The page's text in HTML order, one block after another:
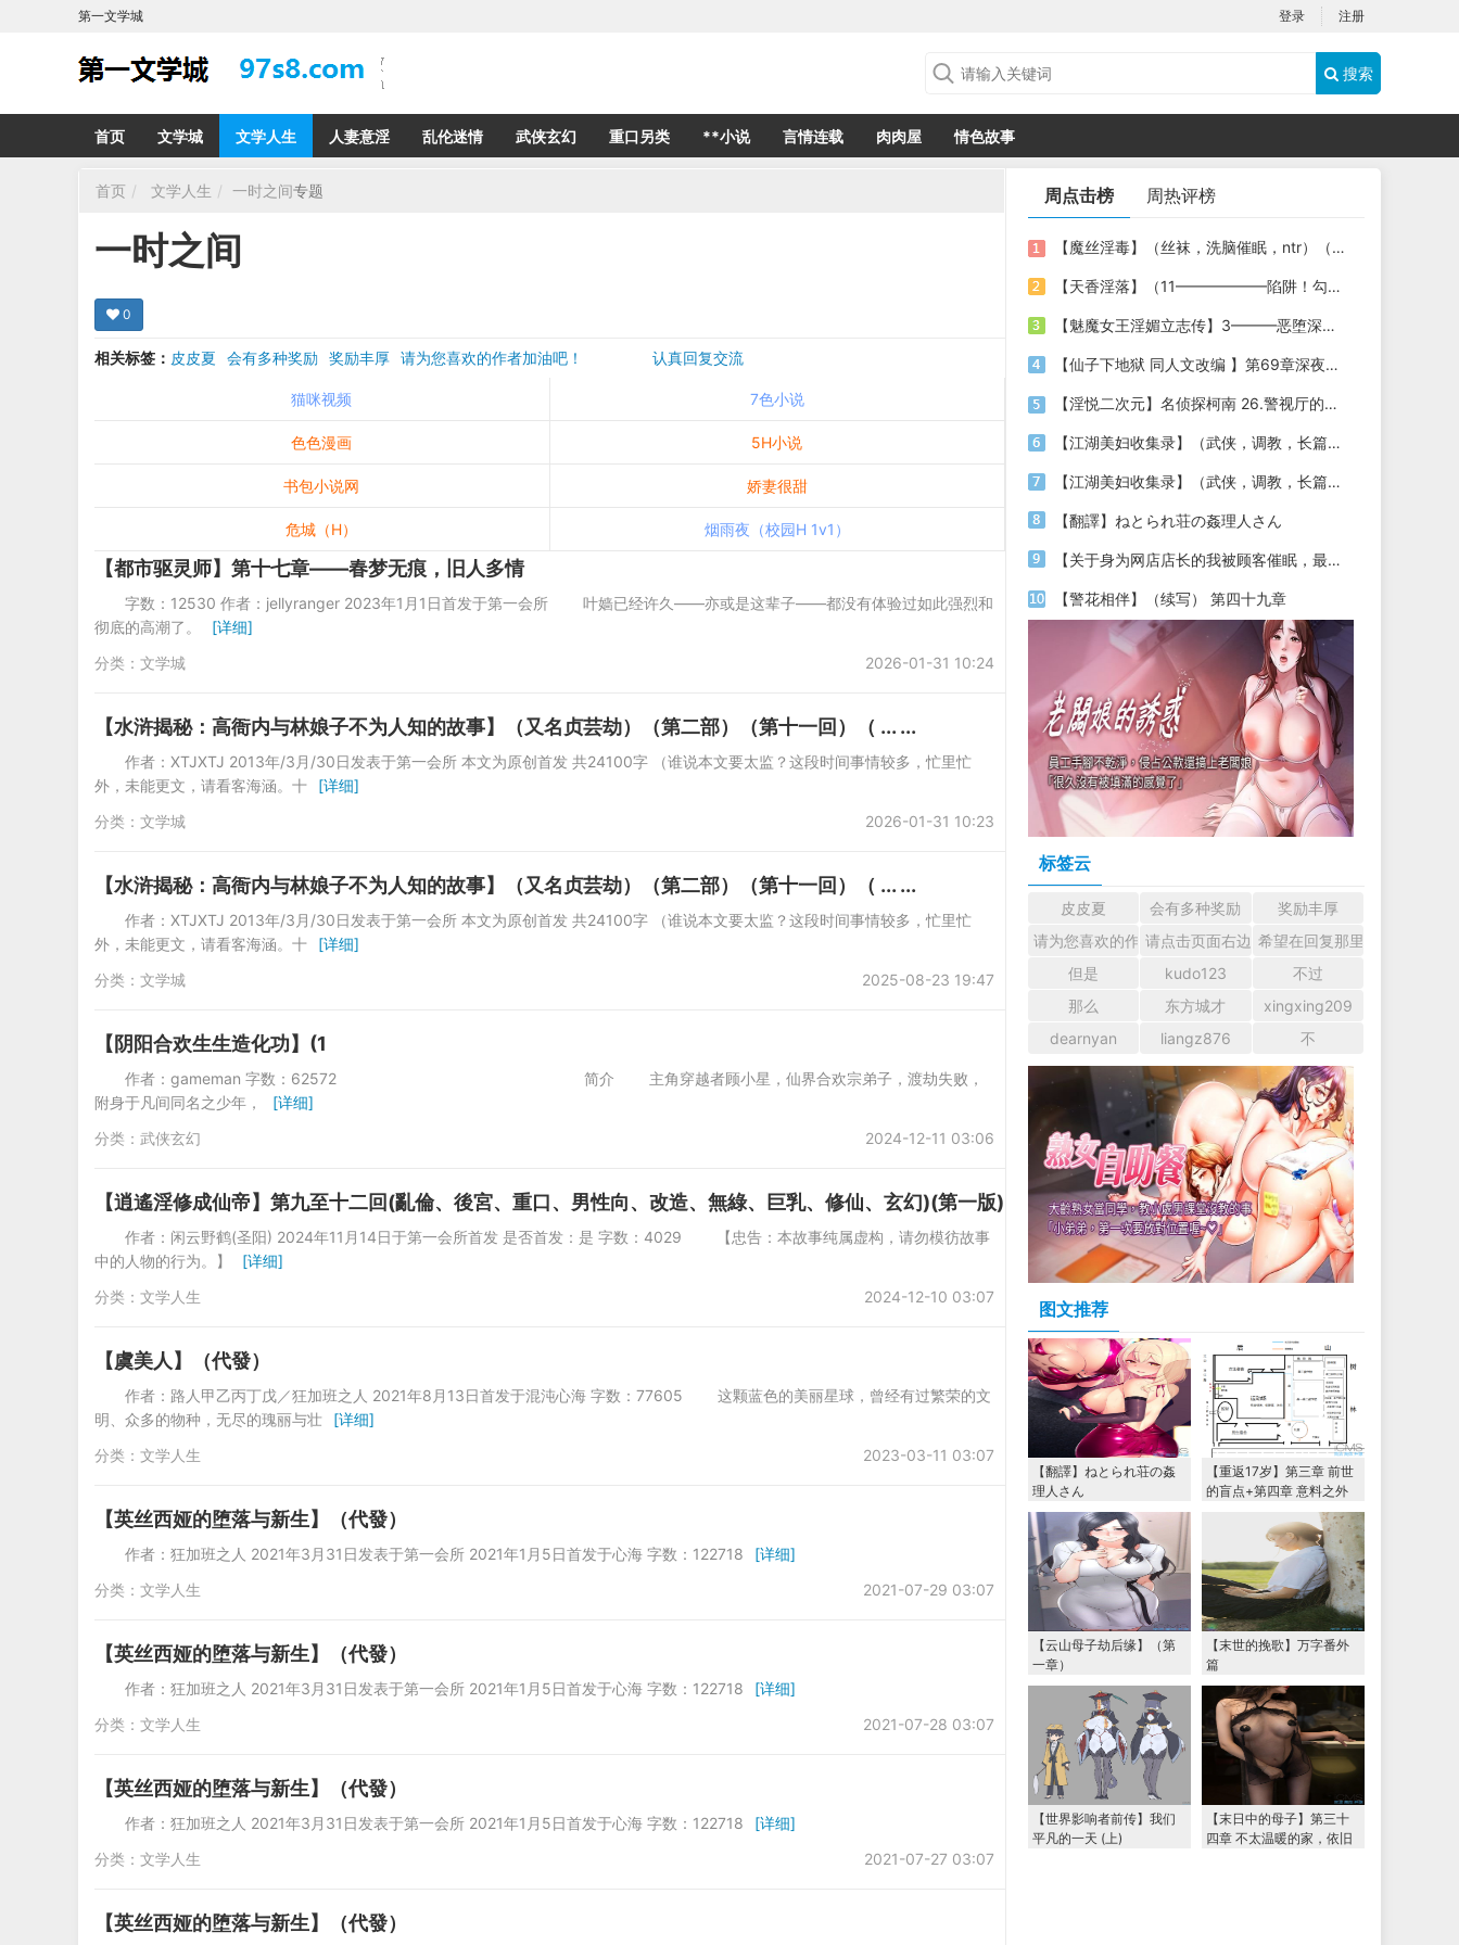
第一文学城 登录 注册
搜索
首页 文学城 文学人生 人妻意淫 乱伦迷情 武侠玄幻 重口另类 **小说 言情连载 肉肉屋 情色故事
首页 文学人生 一时之间专题
一时之间
0
相关标签： 皮皮夏 会有多种奖励 奖励丰厚 请为您喜欢的作者加油吧！ 认真回复交流
猫咪视频
7色小说
色色漫画 5H小说
书包小说网 娇妻很甜
危城（H） 烟雨夜（校园H 1v1）
【都市驱灵师】第十七章——春梦无痕，旧人多情
字数：12530 作者：jellyranger 2023年1月1日首发于第一会所 叶嫱已经许久——亦或是这辈子——都没有体验过如此强烈和
彻底的高潮了。
[详细]
2026-01-31 10:24
分类： 文学城
【水浒揭秘：高衙内与林娘子不为人知的故事】（又名贞芸劫）（第二部）（第十一回）（ ... ...
作者：XTJXTJ 2013年/3月/30日发表于第一会所 本文为原创首发 共24100字 （谁说本文要太监？这段时间事情较多，忙里忙
外，未能更文，请看客海涵。十
[详细]
2026-01-31 10:23
分类： 文学城
【水浒揭秘：高衙内与林娘子不为人知的故事】（又名贞芸劫）（第二部）（第十一回）（ ... ...
作者：XTJXTJ 2013年/3月/30日发表于第一会所 本文为原创首发 共24100字 （谁说本文要太监？这段时间事情较多，忙里忙
外，未能更文，请看客海涵。十
[详细]
2025-08-23 19:47
分类： 文学城
【阴阳合欢生生造化功】(1
作者：gameman 字数：62572 简介 主角穿越者顾小星，仙界合欢宗弟子，渡劫失败，
附身于凡间同名之少年，
[详细]
2024-12-11 03:06
分类： 武侠玄幻
【逍遙淫修成仙帝】第九至十二回(亂倫、後宮、重口、男性向、改造、無綠、巨乳、修仙、玄幻)(第一版)
作者：闲云野鹤(圣阳) 2024年11月14日于第一会所首发 是否首发：是 字数：4029 【忠告：本故事纯属虚构，请勿模彷故事
中的人物的行为。】
[详细]
2024-12-10 03:07
分类： 文学人生
【虞美人】（代發）
作者：路人甲乙丙丁戊／狂加班之人 2021年8月13日首发于混沌心海 字数：77605 这颗蓝色的美丽星球，曾经有过繁荣的文
明、众多的物种，无尽的瑰丽与壮
[详细]
2023-03-11 03:07
分类： 文学人生
【英丝西娅的堕落与新生】（代發）
作者：狂加班之人 2021年3月31日发表于第一会所 2021年1月5日首发于心海 字数：122718
[详细]
2021-07-29 03:07
分类： 文学人生
【英丝西娅的堕落与新生】（代發）
作者：狂加班之人 2021年3月31日发表于第一会所 2021年1月5日首发于心海 字数：122718
[详细]
2021-07-28 03:07
分类： 文学人生
【英丝西娅的堕落与新生】（代發）
作者：狂加班之人 2021年3月31日发表于第一会所 2021年1月5日首发于心海 字数：122718
[详细]
2021-07-27 03:07
分类： 文学人生
【英丝西娅的堕落与新生】（代發）
周点击榜 周热评榜
【魔丝淫毒】（丝袜，洗脑催眠，ntr）（24）（我不想）
【天香淫落】（11——————陷阱！勾结的警局调教（下））
【魅魔女王淫媚立志传】3———恶堕深渊的开端
【仙子下地狱 同人文改编 】第69章深夜窥淫戏 交心与交性(二)(纯爱+各种情趣玩法)
【淫悦二次元】名侦探柯南 26.警视厅的隐藏淫娃
【江湖美妇收集录】（武侠，调教，长篇）（6）（师娘篇）
【江湖美妇收集录】（武侠，调教，长篇）（13）（下山历练篇）
【翻譯】ねとられ荘の姦理人さん
【关于身为网店店长的我被顾客催眠，最终堕落为丝袜发情母狗这件事】（18～20）
【警花相伴】（续写） 第四十九章
标签云
皮皮夏 会有多种奖励
奖励丰厚
请为您喜欢的作者加油吧！ 认真回复交流
请点击页面右边的小手图标支持楼主。
希望在回复那里留下您的
但是
kudo123
不过
那么
东方城才
xingxing209
dearnyan
liangz876 不
图文推荐
【翻譯】ねとられ荘の姦
理人さん
【重返17岁】第三章 前世
的盲点+第四章 意料之外
的相认+番外篇（本文为女
主第一视角，两万字更
【云山母子劫后缘】（第
一章）
【末世的挽歌】万字番外
篇
【世界影响者前传】我们
平凡的一天 (上)
【末日中的母子】第三十
四章 不太温暖的家，依旧